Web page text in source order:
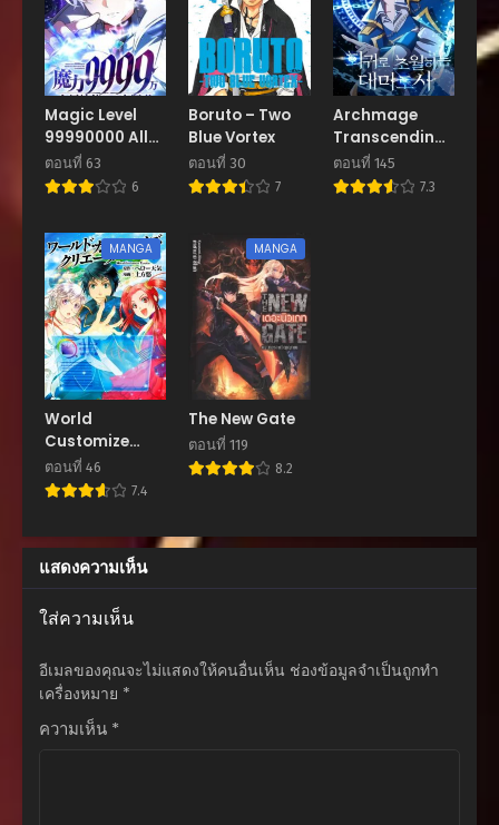
กุมภาพันธ์ 15, 2026
ตอนที่ 87
กุมภาพันธ์ 15, 2026
ตอนที่ 86
กุมภาพันธ์ 15, 2026
ตอนที่ 84
กุมภาพันธ์ 15, 2026
ตอนที่ 83
กุมภาพันธ์ 15, 2026
ตอนที่ 82
กุมภาพันธ์ 15, 2026
ตอนที่ 81
กุมภาพันธ์ 15, 2026
ตอนที่ 80
กุมภาพันธ์ 15, 2026
ตอนที่ 79
ตอนที่ 78
กุมภาพันธ์ 15, 2026
Magic Level
99990000 All-
Attribute Great
Sage
ตอนที่ 63
6
Boruto – Two
Blue Vortex
ตอนที่ 30
7
Archmage
Transcending
Through
Regression
ตอนที่ 145
7.3
MANGA
World
Customize
Creator
ตอนที่ 46
7.4
MANGA
The New Gate
ตอนที่ 119
8.2
แสดงความเห็น
ใส่ความเห็น
อีเมลของคุณจะไม่แสดงให้คนอื่นเห็น ช่องข้อมูลจำเป็นถูกทำ
เครื่องหมาย *
ความเห็น *